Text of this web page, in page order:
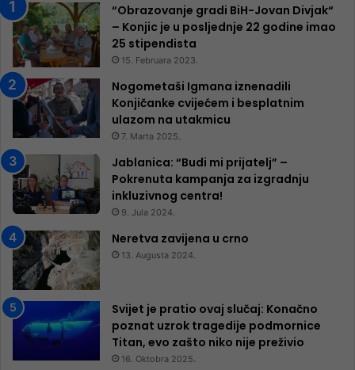
“Obrazovanje gradi BiH-Jovan Divjak“
– Konjic je u posljednje 22 godine imao
25 ​​stipendista
15. Februara 2023.
Nogometaši Igmana iznenadili
Konjičanke cvijećem i besplatnim
ulazom na utakmicu
7. Marta 2025.
Jablanica: “Budi mi prijatelj” –
Pokrenuta kampanja za izgradnju
inkluzivnog centra!
9. Jula 2024.
Neretva zavijena u crno
13. Augusta 2024.
Svijet je pratio ovaj slučaj: Konačno
poznat uzrok tragedije podmornice
Titan, evo zašto niko nije preživio
16. Oktobra 2025.